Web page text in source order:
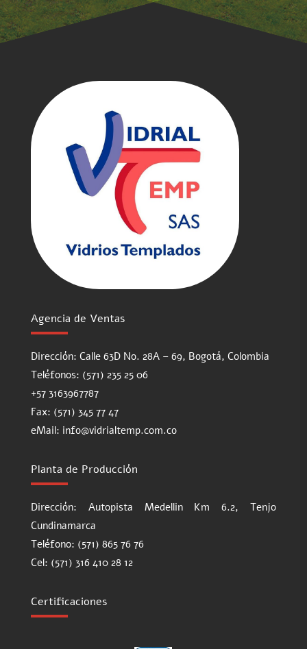
Agencia de Ventas
Dirección: Calle 63D No. 28A – 69, Bogotá, Colombia
Teléfonos: (571) 235 25 06
+57 3163967787
Fax: (571) 345 77 47
eMail: info@vidrialtemp.com.co
Planta de Producción
Dirección: Autopista Medellin Km 6.2, Tenjo
Cundinamarca
Teléfono: (571) 865 76 76
Cel: (571) 316 410 28 12
Certificaciones